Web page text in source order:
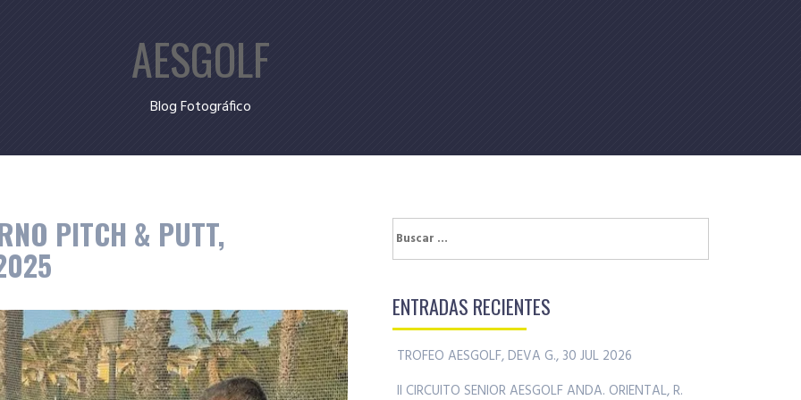
AESGOLF
Blog Fotográfico
PITCH & PUTT, Buscar:
ENTRADAS RECIENTES
TROFEO AESGOLF, DEVA G., 30 JUL 2026
II CIRCUITO SENIOR AESGOLF ANDA. ORIENTAL, R.